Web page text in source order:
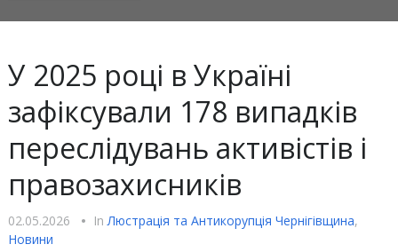
У 2025 році в Україні
зафіксували 178 випадків
переслідувань активістів і
правозахисників
02.05.2026 • InЛюстрацiя та Антикорупцiя Чернігівщина,
Новини